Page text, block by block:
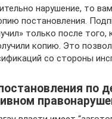
нарушение, то
постановления.
только после того,
копию. Это
со стороны
по